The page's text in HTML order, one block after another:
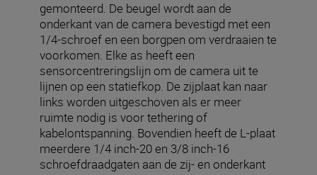
gemonteerd. De beugel wordt aan de
onderkant van de camera bevestigd met een
1/4-schroef en een borgpen om verdraaien te
voorkomen. Elke as heeft een
sensorcentreringslijn om de camera uit te
lijnen op een statiefkop. De zijplaat kan naar
links worden uitgeschoven als er meer
ruimte nodig is voor tethering of
kabelontspanning. Bovendien heeft de L-plaat
meerdere 1/4 inch-20 en 3/8 inch-16
schroefdraadgaten aan de zij- en onderkant